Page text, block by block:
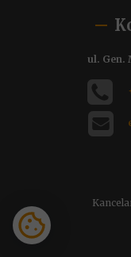
ul. Gen.